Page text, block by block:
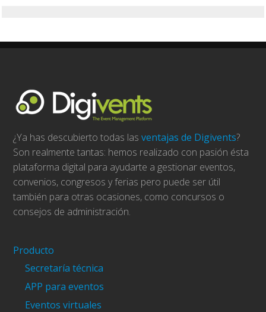
¿Ya has descubierto todas lasventajas de Digivents?
Son realmente tantas: hemos realizado con pasión ésta
plataforma digital para ayudarte a gestionar eventos,
convenios, congresos y ferias pero puede ser útil
también para otras ocasiones, como concursos o
consejos de administración.
Producto
Secretaría técnica
APP para eventos
Eventos virtuales